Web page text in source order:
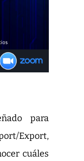
para
Export,
cuáles